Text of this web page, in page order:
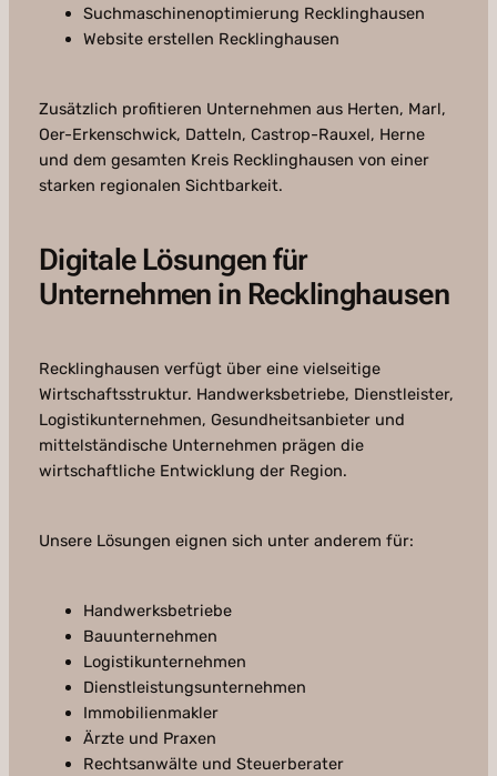
Suchmaschinenoptimierung Recklinghausen
Website erstellen Recklinghausen
Zusätzlich profitieren Unternehmen aus Herten, Marl,
Oer-Erkenschwick, Datteln, Castrop-Rauxel, Herne
und dem gesamten Kreis Recklinghausen von einer
starken regionalen Sichtbarkeit.
Digitale Lösungen für
Unternehmen in Recklinghausen
Recklinghausen verfügt über eine vielseitige
Wirtschaftsstruktur. Handwerksbetriebe, Dienstleister,
Logistikunternehmen, Gesundheitsanbieter und
mittelständische Unternehmen prägen die
wirtschaftliche Entwicklung der Region.
Unsere Lösungen eignen sich unter anderem für:
Handwerksbetriebe
Bauunternehmen
Logistikunternehmen
Dienstleistungsunternehmen
Immobilienmakler
Ärzte und Praxen
Rechtsanwälte und Steuerberater